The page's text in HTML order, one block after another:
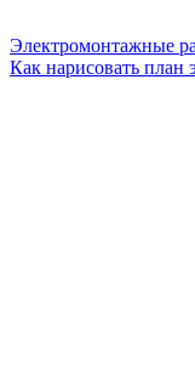
Электромонтажные
Как нарисовать план